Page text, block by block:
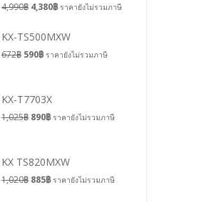
4,990฿ 4,380฿ ราคายังไม่รวมภาษี
KX-TS500MXW
672฿ 590฿ ราคายังไม่รวมภาษี
KX-T7703X
1,025฿ 890฿ ราคายังไม่รวมภาษี
KX TS820MXW
1,020฿ 885฿ ราคายังไม่รวมภาษี